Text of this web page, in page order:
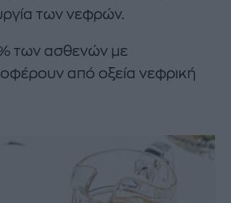
των νεφρών.
των ασθενών με
από οξεία νεφρική